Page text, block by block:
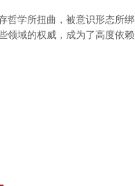
哲学所扭曲，被意识形态所绑
领域的权威，成为了高度依赖